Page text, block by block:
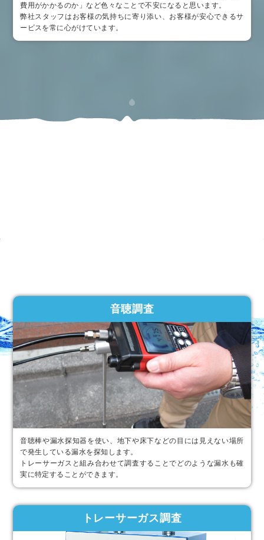
費用がかかるのか」など色々なことで不安になると思います。
弊社スタッフはお客様の気持ちに寄り添い、お客様が安心できるサ
ービスを常に心がけています。
音聴調査
音聴棒や漏水探知器を使い、地下や床下などの目には見えない場所
で発生している漏水を探知します。
トレーサーガスと組み合わせて調査することでどのような漏水も確
実に特定することができます。
トレーサーガス調査